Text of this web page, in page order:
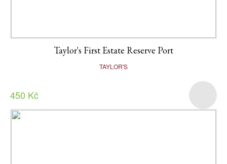
Taylor's First Estate Reserve Port
TAYLOR'S
450 Kč